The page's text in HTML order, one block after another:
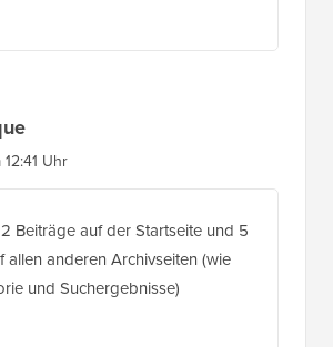
Uhr
Beiträge auf der Startseite und 5
allen anderen Archivseiten (wie
und Suchergebnisse)